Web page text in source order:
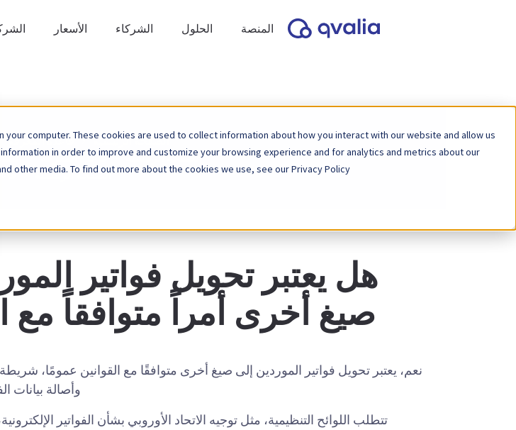
your computer. These cookies are used to collect information about how you interact with our website and allow us
in order to improve and customize your browsing experience and for analytics and metrics about our
other media. To find out more about the cookies we use, see our Privacy Policy.
المنصة الحلول الشركاء الأسعار
الصفحة الرئيسية قاعدة المعرفة
الصفحة الرئيسية
قاعدة المعرفة
الصفحة الرئيسية
هل يعتبر تحويل فواتير
صيغ أخرى أمراً متوافقاً مع
نعم، يعتبر تحويل فواتير الموردين إلى صيغ أخرى متوافقًا مع القوانين عمومًا،
وأصالة بيانات
تتطلب اللوائح التنظيمية، مثل توجيه الاتحاد الأوروبي بشأن الفواتير